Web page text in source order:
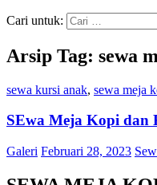
Cari untuk:
Arsip Tag: sewa
sewa kursi anak, sewa meja
SEwa Meja Kopi
Galeri Februari 28, 2023